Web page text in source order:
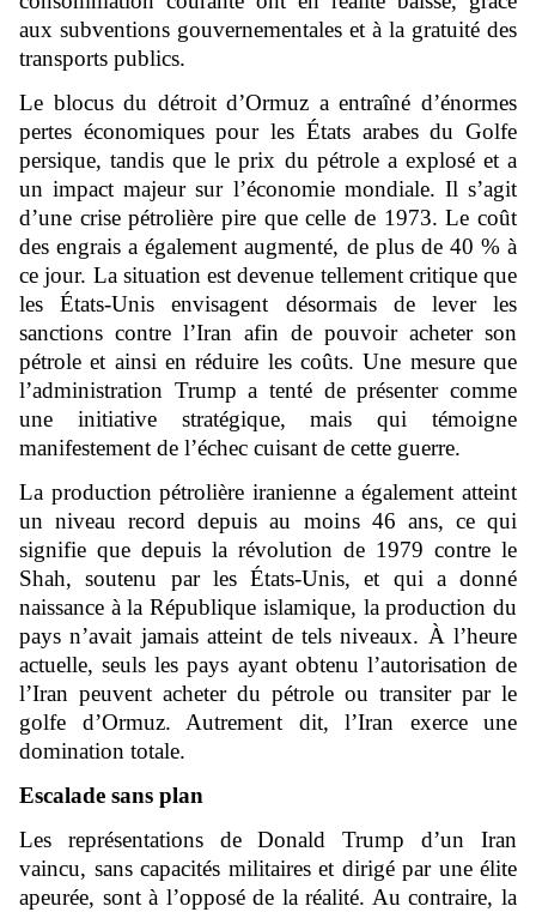
aux subventions gouvernementales et à la gratuité des
transports publics.
Le blocus du détroit d’Ormuz a entraîné d’énormes
pertes économiques pour les États arabes du Golfe
persique, tandis que le prix du pétrole a explosé et a
un impact majeur sur l’économie mondiale. Il s’agit
d’une crise pétrolière pire que celle de 1973. Le coût
des engrais a également augmenté, de plus de 40 % à
ce jour. La situation est devenue tellement critique que
les États-Unis envisagent désormais de lever les
sanctions contre l’Iran afin de pouvoir acheter son
pétrole et ainsi en réduire les coûts. Une mesure que
l’administration Trump a tenté de présenter comme
une initiative stratégique, mais qui témoigne
manifestement de l’échec cuisant de cette guerre.
La production pétrolière iranienne a également atteint
un niveau record depuis au moins 46 ans, ce qui
signifie que depuis la révolution de 1979 contre le
Shah, soutenu par les États-Unis, et qui a donné
naissance à la République islamique, la production du
pays n’avait jamais atteint de tels niveaux. À l’heure
actuelle, seuls les pays ayant obtenu l’autorisation de
l’Iran peuvent acheter du pétrole ou transiter par le
golfe d’Ormuz. Autrement dit, l’Iran exerce une
domination totale.
Escalade sans plan
Les représentations de Donald Trump d’un Iran
vaincu, sans capacités militaires et dirigé par une élite
apeurée, sont à l’opposé de la réalité. Au contraire, la